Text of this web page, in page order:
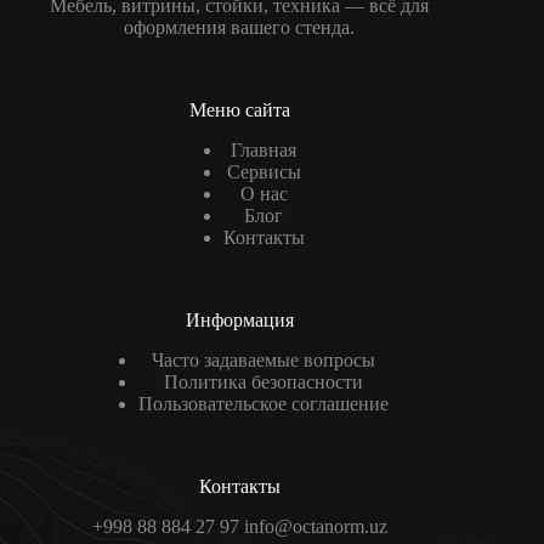
Мебель, витрины, стойки, техника — всё для
оформления вашего стенда.
Меню сайта
Главная
Сервисы
О нас
Блог
Контакты
Информация
Часто задаваемые вопросы
Политика безопасности
Пользовательское соглашение
Контакты
+998 88 884 27 97 info@octanorm.uz